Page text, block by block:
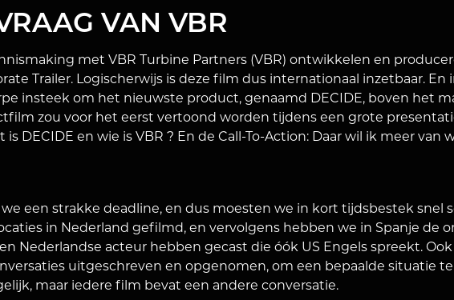
VAN VBR
met VBR Turbine Partners (VBR) ontwikkelen en
Trailer. Logischerwijs is deze film dus internationaal inzetbaar. En
insteek om het nieuwste product, genaamd DECIDE, boven het
zou voor het eerst vertoond worden tijdens een grote
is DECIDE en wie is VBR ? En de Call-To-Action: Daar wil ik meer van
een strakke deadline, en dus moesten we in kort tijdsbestek snel
in Nederland gefilmd, en vervolgens hebben we in Spanje de
Nederlandse acteur hebben gecast die óók US Engels spreekt.
uitgeschreven en opgenomen, om een bepaalde situatie
maar iedere film bevat een andere conversatie.